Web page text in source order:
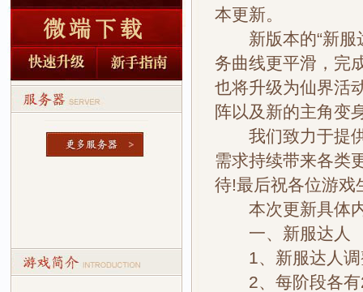
本更新。
新版本的“新服
务曲线更平滑，完
也将升级为仙界活
阵以及新的主角变
我们致力于提供
需求持续带来各类
待!最后祝各位游戏
本次更新具体
一、新服达人
1、新服达人调
2、每阶段各有